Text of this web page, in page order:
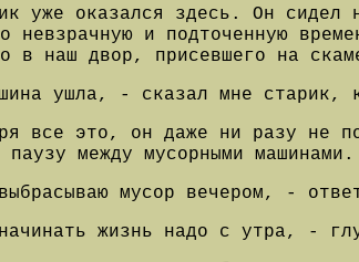
уже оказался здесь. Он
невзрачную и подточенную
в наш двор, присевшего на
ушла, - сказал мне старик,
все это, он даже ни разу не
паузу между мусорными машинами.
мусор вечером, -
жизнь надо с утра, -